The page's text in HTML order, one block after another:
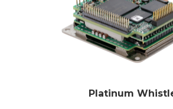
Platinum